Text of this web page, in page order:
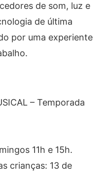
de som, luz e
de última
por uma experiente
– Temporada
11h e 15h.
crianças: 13 de